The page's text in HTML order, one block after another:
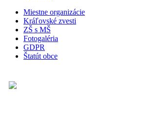
Miestne organizácie
Kráľovské zvesti
ZŠ s MŠ
Fotogaléria
GDPR
Štatút obce